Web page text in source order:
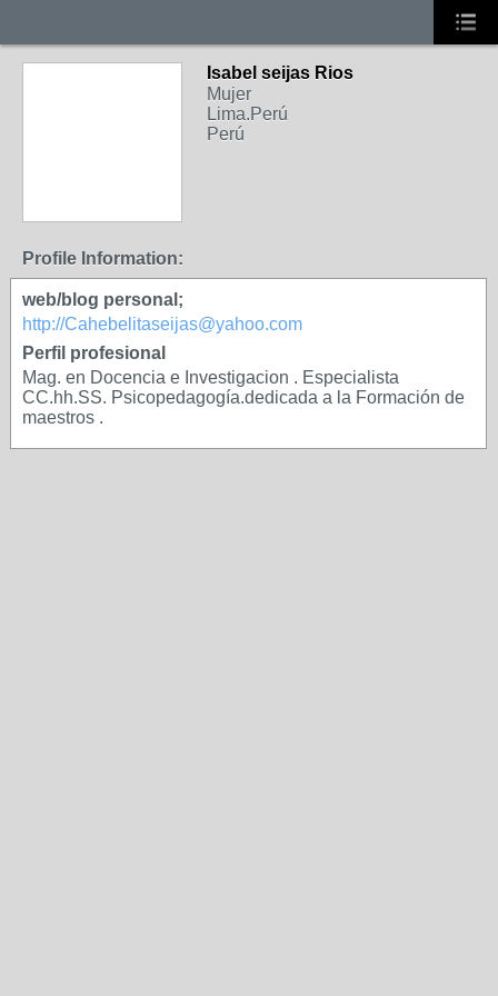
Isabel seijas Rios
Mujer
Lima.Perú
Perú
Profile Information:
web/blog personal;
http://Cahebelitaseijas@yahoo.com
Perfil profesional
Mag. en Docencia e Investigacion . Especialista
CC.hh.SS. Psicopedagogía.dedicada a la Formación de
maestros .